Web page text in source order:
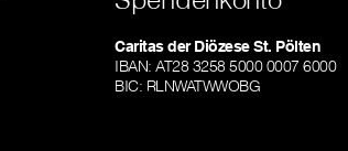
Caritas der Diözese St. Pölten
IBAN: AT28 3258 5000 0007 6000
BIC: RLNWATWWOBG